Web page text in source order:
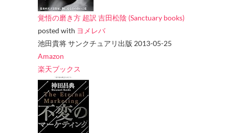
覚悟の磨き方 超訳 吉田松陰 (Sanctuary books)
posted with ヨメレバ
池田貴将 サンクチュアリ出版 2013-05-25
Amazon
楽天ブックス